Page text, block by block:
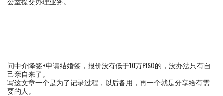
问中介降签+申请结婚签，报价没有低于10万PISO的，没办法只有自
己亲自来了。
写这文章一个是为了记录过程，以后备用，再一个就是分享给有需
要的人。